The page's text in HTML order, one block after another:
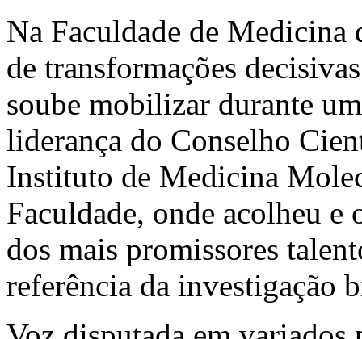
Na Faculdade de
de transformações
soube mobilizar durante
liderança do Conselho
Instituto de Medicina
Faculdade, onde acolheu e
dos mais promissores
referência da investigação